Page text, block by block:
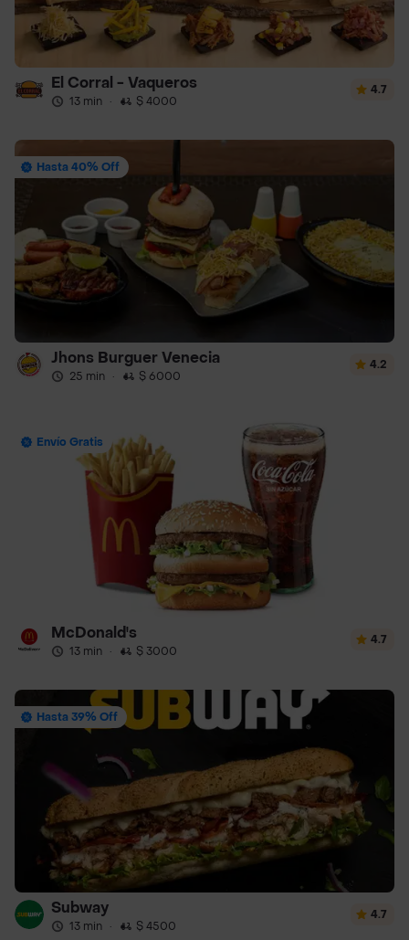
El Corral - Vaqueros
13 min · $ 4000
4.7
Hasta 40% Off
Jhons Burguer Venecia
25 min · $ 6000
4.2
Envío Gratis
McDonald's
13 min · $ 3000
4.7
Hasta 39% Off
Subway
13 min · $ 4500
4.7